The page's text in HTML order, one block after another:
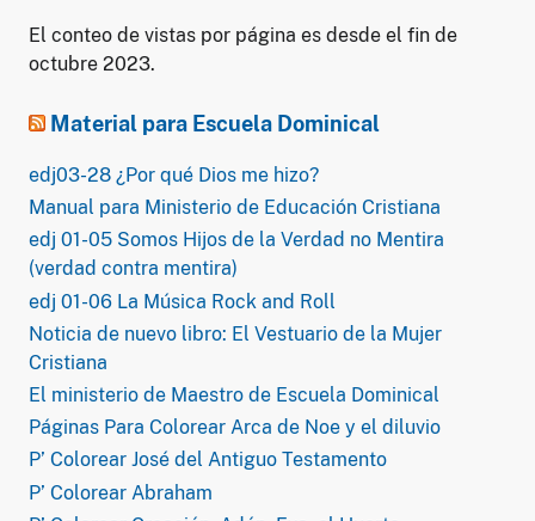
El conteo de vistas por página es desde el fin de
octubre 2023.
Material para Escuela Dominical
edj03-28 ¿Por qué Dios me hizo?
Manual para Ministerio de Educación Cristiana
edj 01-05 Somos Hijos de la Verdad no Mentira
(verdad contra mentira)
edj 01-06 La Música Rock and Roll
Noticia de nuevo libro: El Vestuario de la Mujer
Cristiana
El ministerio de Maestro de Escuela Dominical
Páginas Para Colorear Arca de Noe y el diluvio
P’ Colorear José del Antiguo Testamento
P’ Colorear Abraham